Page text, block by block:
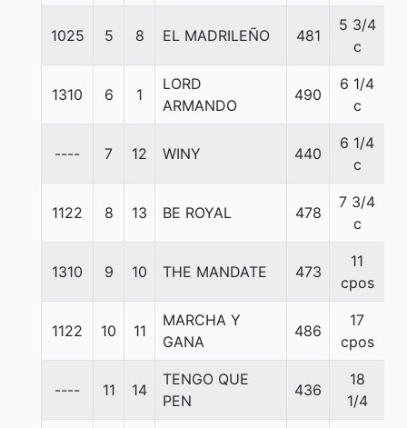
1025 5 8 EL MADRILEÑO 481
5 3/4
c
1310 6 1
LORD
ARMANDO
490
6 1/4
c
---- 7 12 WINY 440
6 1/4
c
1122 8 13 BE ROYAL 478
7 3/4
c
1310 9 10 THE MANDATE 473
11
cpos
1122 10 11
MARCHA Y
GANA
486
17
cpos
---- 11 14
TENGO QUE
PEN
436
18
1/4